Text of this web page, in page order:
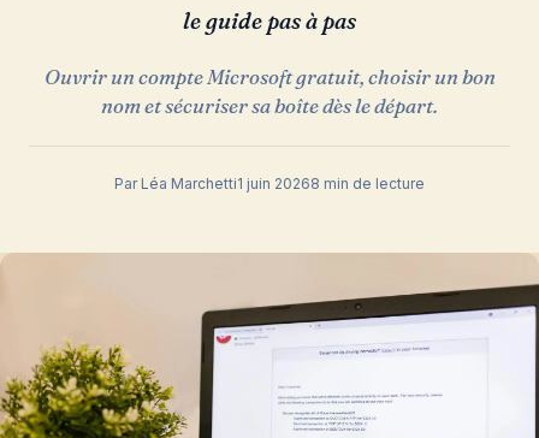
le guide pas à pas
Ouvrir un compte Microsoft gratuit, choisir un bon
nom et sécuriser sa boîte dès le départ.
Par Léa Marchetti1 juin 20268 min de lecture